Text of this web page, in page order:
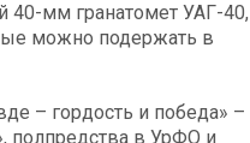
40-мм гранатомет УАГ-40,
можно подержать в
– гордость и победа» –
полпредства в УрФО и